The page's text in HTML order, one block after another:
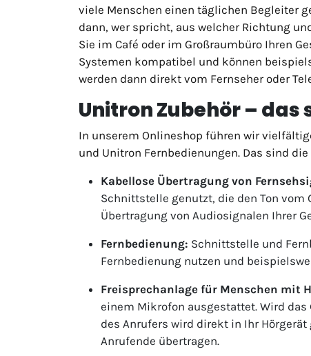
viele Menschen einen täglichen Begleiter
dann, wer spricht, aus welcher Richtung
Sie im Café oder im Großraumbüro Ihren
Systemen kompatibel und können
werden dann direkt vom Fernseher oder
Unitron Zubehör – das
In unserem Onlineshop führen wir
und Unitron Fernbedienungen. Das sind
Kabellose Übertragung von
Schnittstelle genutzt, die den Ton vom
Übertragung von Audiosignalen Ihrer
Fernbedienung: Schnittstelle und
Fernbedienung nutzen und
Freisprechanlage für Menschen mit
einem Mikrofon ausgestattet. Wird
des Anrufers wird direkt in Ihr
Anrufende übertragen.